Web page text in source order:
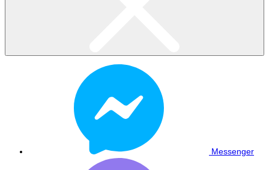
Messenger